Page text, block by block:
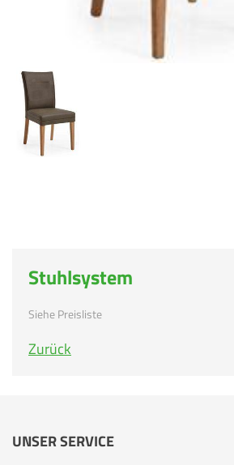
Stuhlsystem
Siehe Preisliste
Zurück
UNSER SERVICE